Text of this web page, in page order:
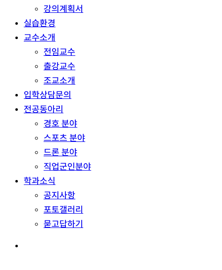
강의계획서
실습환경
교수소개
전임교수
출강교수
조교소개
입학상담문의
전공동아리
경호 분야
스포츠 분야
드론 분야
직업군인분야
학과소식
공지사항
포토갤러리
묻고답하기